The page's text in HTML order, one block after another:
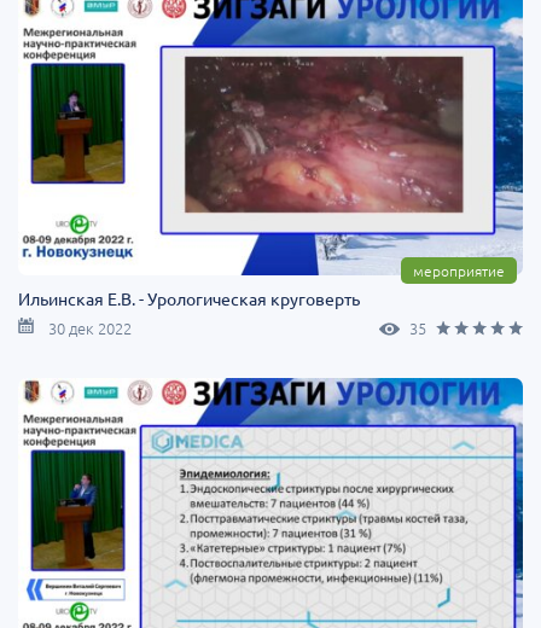
мероприятие
Ильинская Е.В. - Урологическая круговерть
30 дек 2022 35